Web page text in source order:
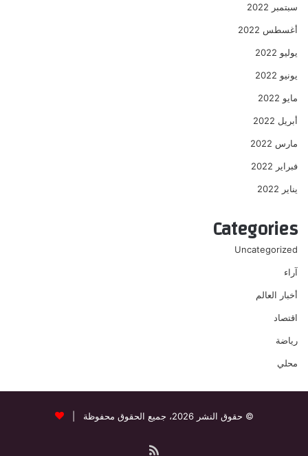
سبتمبر 2022
أغسطس 2022
يوليو 2022
يونيو 2022
مايو 2022
أبريل 2022
مارس 2022
فبراير 2022
يناير 2022
Categories
Uncategorized
آراء
أخبار العالم
اقتصاد
رياضة
محلي
© حقوق النشر 2026، جميع الحقوق محفوظة |
ملخص